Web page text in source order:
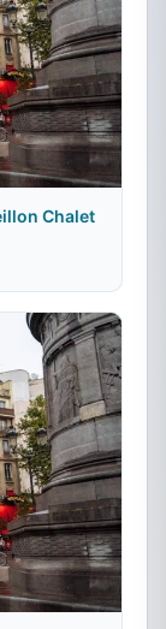
Chalet